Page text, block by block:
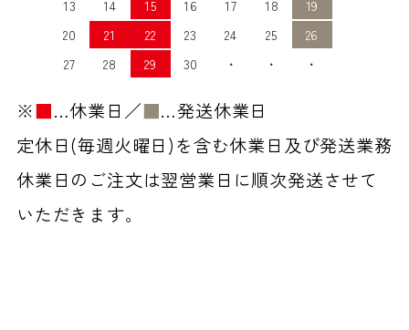
13
14 15 16 17 18
19
20
21 22 23 24 25
26
27
28 29 30 ・ ・ ・
※■…休業日／■…発送休業日
定休日(毎週火曜日)を含む休業日及び発送業務
休業日のご注文は翌営業日に順次発送させて
いただきます。